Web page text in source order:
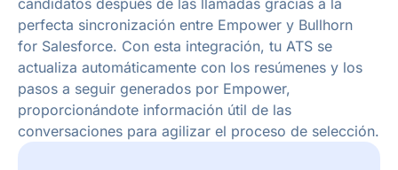
candidatos después de las llamadas gracias a la
perfecta sincronización entre Empower y Bullhorn
for Salesforce. Con esta integración, tu ATS se
actualiza automáticamente con los resúmenes y los
pasos a seguir generados por Empower,
proporcionándote información útil de las
conversaciones para agilizar el proceso de selección.